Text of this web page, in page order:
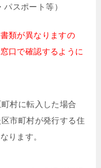
スポート等）
類が異なりますの
口で確認するように
村に転入した場合
市町村が発行する住
ります。